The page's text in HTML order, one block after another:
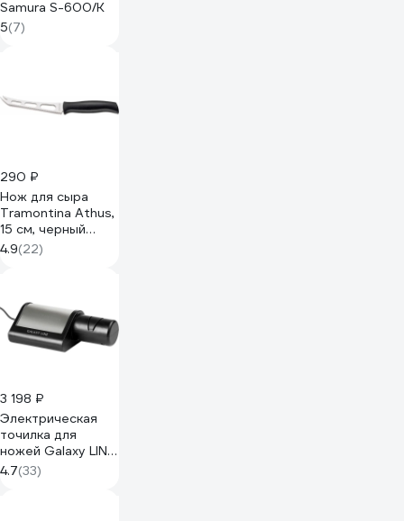
Samura S-600/K
5(7)
290 ₽
Нож для сыра
Tramontina Athus,
15 см, черный
23089/006-TR
4.9(22)
3 198 ₽
Электрическая
точилка для
ножей Galaxy LINE
GL 2443, черный с
серебристым, 18
4.7(33)